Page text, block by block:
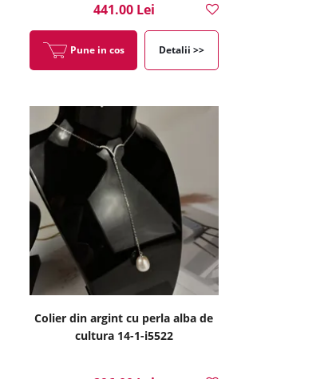
441.00 Lei
Pune in cos Detalii >>
Colier din argint cu perla alba de
cultura 14-1-i5522